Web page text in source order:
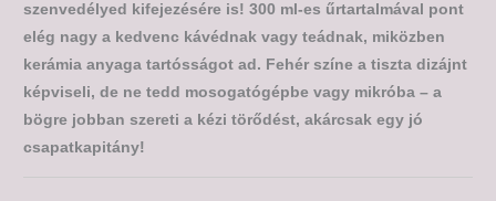
szenvedélyed kifejezésére is! 300 ml-es űrtartalmával pont
elég nagy a kedvenc kávédnak vagy teádnak, miközben
kerámia anyaga tartósságot ad. Fehér színe a tiszta dizájnt
képviseli, de ne tedd mosogatógépbe vagy mikróba – a
bögre jobban szereti a kézi törődést, akárcsak egy jó
csapatkapitány!